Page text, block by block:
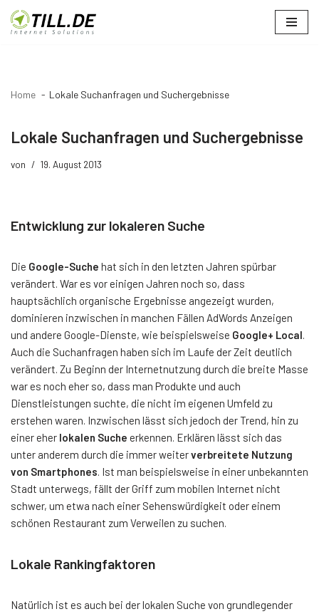
Zum
Home Lokale Suchanfragen und Suchergebnisse
Lokale Suchanfragen und Suchergebnisse
von 19. August 2013
Entwicklung zur lokaleren Suche
Die Google-Suche hat sich in den letzten Jahren spürbar
verändert. War es vor einigen Jahren noch so, dass
hauptsächlich organische Ergebnisse angezeigt wurden,
dominieren inzwischen in manchen Fällen AdWords Anzeigen
und andere Google-Dienste, wie beispielsweise Google+ Local.
Auch die Suchanfragen haben sich im Laufe der Zeit deutlich
verändert. Zu Beginn der Internetnutzung durch die breite Masse
war es noch eher so, dass man Produkte und auch
Dienstleistungen suchte, die nicht im eigenen Umfeld zu
erstehen waren. Inzwischen lässt sich jedoch der Trend, hin zu
einer eher lokalen Suche erkennen. Erklären lässt sich das
unter anderem durch die immer weiterverbreitete Nutzung
von Smartphones. Ist man beispielsweise in einer unbekannten
Stadt unterwegs, fällt der Griff zum mobilen Internet nicht
schwer, um etwa nach einer Sehenswürdigkeit oder einem
schönen Restaurant zum Verweilen zu suchen.
Lokale Rankingfaktoren
Natürlich ist es auch bei der lokalen Suche von grundlegender